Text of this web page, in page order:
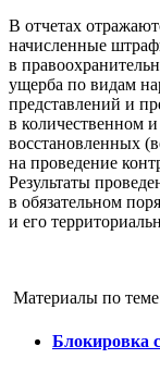
В отчетах
начисленные
в
ущерба по видам
представлений и
в количественном
восстановленных
на проведение
Результаты
в обязательном
и его
Материалы по
Блокировка